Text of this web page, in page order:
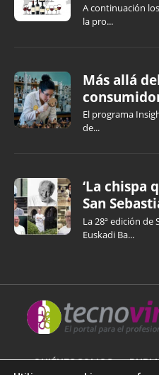
A continuación
la pro...
Más allá
El programa
de...
‘La chispa
San
La 28ª edición de
Euskadi Ba...
QUIÉNES SOMOS